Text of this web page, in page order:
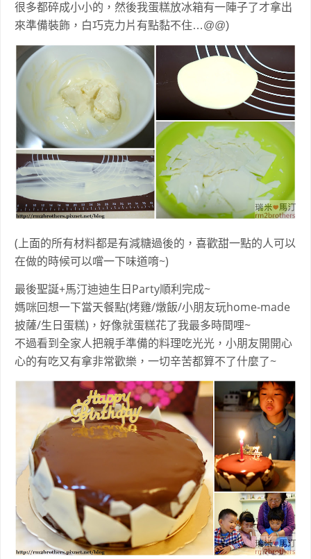
很多都碎成小小的，然後我蛋糕放冰箱有一陣子了才拿出
來準備裝飾，白巧克力片有點黏不住…@@)
(上面的所有材料都是有減糖過後的，喜歡甜一點的人可以
在做的時候可以嚐一下味道唷~)
最後聖誕+馬汀迪迪生日Party順利完成~
媽咪回想一下當天餐點(烤雞/燉飯/小朋友玩home-made
披薩/生日蛋糕)，好像就蛋糕花了我最多時間哩~
不過看到全家人把親手準備的料理吃光光，小朋友開開心
心的有吃又有拿非常歡樂，一切辛苦都算不了什麼了~